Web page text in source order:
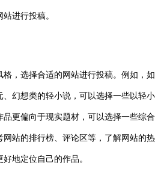
进行投稿。
格，选择合适的网站进行投稿。例如，如
幻想类的轻小说，可以选择一些以轻小
更偏向于现实题材，可以选择一些综合
站的排行榜、评论区等，了解网站的热
地定位自己的作品。